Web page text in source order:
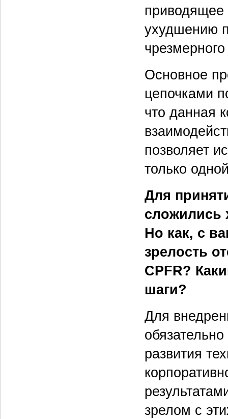
приводящее
ухудшению
Основное
цепочками
что данная
позволяет
только
Для
сложились
Но как, с
зрелость
CPFR?
шаги?
Для
развития
зрелом с